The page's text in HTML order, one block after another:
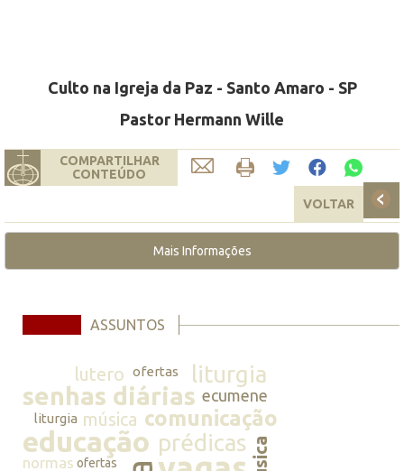
Culto na Igreja da Paz - Santo Amaro - SP
Pastor Hermann Wille
COMPARTILHAR
CONTEÚDO
VOLTAR
Mais Informações
ASSUNTOS
lutero ofertas liturgia
senhas diárias ecumene
liturgia música comunicação
educação prédicas
normas ofertas